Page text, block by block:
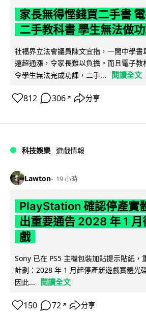
家長無得慳錢買二手書
二手教科書 學生無法做
社福界立法會議員陳文宜指，一間中學書
遠超通漲，令家長難以負擔。而且電子教
令學生無法完成功課，二手...
閱讀全文
812 306 ↗ 分享
科技娛樂 遊戲情報
Lawton 19 小時
PlayStation 確認停產實
出重要通告 2028 年 1
戲
Sony 已在 PS5 主機包裝加貼提示貼紙，
計劃：2028 年 1 月起停產新遊戲實體光
因此...
閱讀全文
150 72 ↗ 分享